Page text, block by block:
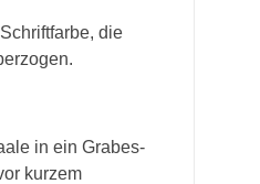
die
in ein Grabes-
kurzem